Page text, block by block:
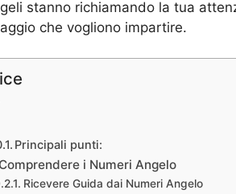
stanno richiamando la tua
che vogliono impartire.
Principali punti:
Comprendere i Numeri Angelo
Ricevere Guida dai Numeri Angelo